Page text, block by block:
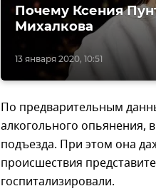
13 января 2020, 10:51
Почему Ксения
Михалкова
По предварительным
алкогольного опьянения,
подъезда. При этом она
происшествия
госпитализировали.